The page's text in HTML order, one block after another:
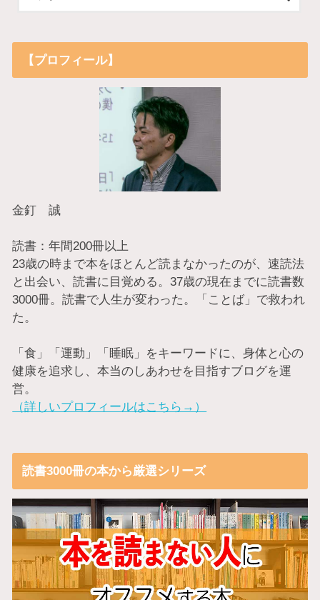
【プロフィール】
金釘 誠
読書：年間200冊以上
23歳の時まで本をほとんど読まなかったのが、速読法
と出会い、読書に目覚める。37歳の現在までに読書数
3000冊。読書で人生が変わった。「ことば」で救われ
た。
「食」「運動」「睡眠」をキーワードに、身体と心の
健康を追求し、本当のしあわせを目指すブログを運
営。
（詳しいプロフィールはこちら→）
読書3000冊の本から厳選シリーズ